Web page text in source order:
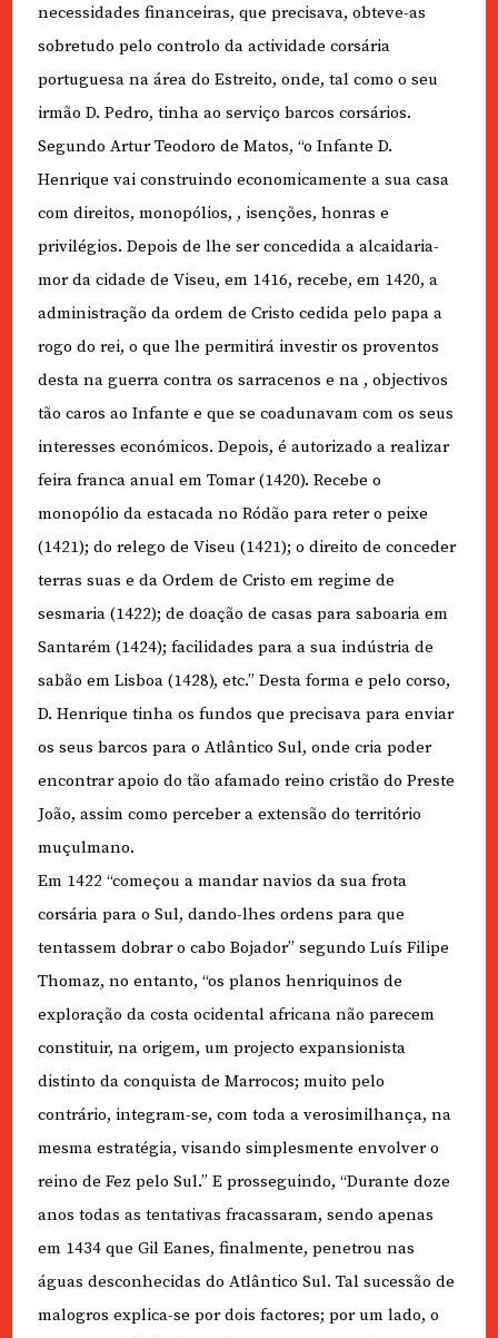
necessidades financeiras, que precisava, obteve-as
sobretudo pelo controlo da actividade corsária
portuguesa na área do Estreito, onde, tal como o seu
irmão D. Pedro, tinha ao serviço barcos corsários.
Segundo Artur Teodoro de Matos, “o Infante D.
Henrique vai construindo economicamente a sua casa
com direitos, monopólios, , isenções, honras e
privilégios. Depois de lhe ser concedida a alcaidaria-
mor da cidade de Viseu, em 1416, recebe, em 1420, a
administração da ordem de Cristo cedida pelo papa a
rogo do rei, o que lhe permitirá investir os proventos
desta na guerra contra os sarracenos e na , objectivos
tão caros ao Infante e que se coadunavam com os seus
interesses económicos. Depois, é autorizado a realizar
feira franca anual em Tomar (1420). Recebe o
monopólio da estacada no Ródão para reter o peixe
(1421); do relego de Viseu (1421); o direito de conceder
terras suas e da Ordem de Cristo em regime de
sesmaria (1422); de doação de casas para saboaria em
Santarém (1424); facilidades para a sua indústria de
sabão em Lisboa (1428), etc.” Desta forma e pelo corso,
D. Henrique tinha os fundos que precisava para enviar
os seus barcos para o Atlântico Sul, onde cria poder
encontrar apoio do tão afamado reino cristão do Preste
João, assim como perceber a extensão do território
muçulmano.
Em 1422 “começou a mandar navios da sua frota
corsária para o Sul, dando-lhes ordens para que
tentassem dobrar o cabo Bojador” segundo Luís Filipe
Thomaz, no entanto, “os planos henriquinos de
exploração da costa ocidental africana não parecem
constituir, na origem, um projecto expansionista
distinto da conquista de Marrocos; muito pelo
contrário, integram-se, com toda a verosimilhança, na
mesma estratégia, visando simplesmente envolver o
reino de Fez pelo Sul.” E prosseguindo, “Durante doze
anos todas as tentativas fracassaram, sendo apenas
em 1434 que Gil Eanes, finalmente, penetrou nas
águas desconhecidas do Atlântico Sul. Tal sucessão de
malogros explica-se por dois factores; por um lado, o